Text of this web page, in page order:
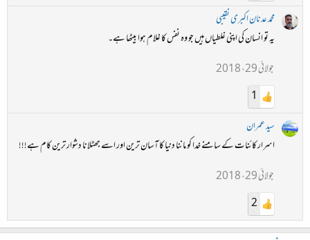
محمد عدنان اکبری نقیبی
یہ تو انسان کی اپنی غلطیاں ہیں جو وہ نفس کا غلام ہوا بیٹھا ہے۔
جولائی 29، 2018
1
سید عمران
اسرار کائنات کے سامنے خدا کو ماننا دنیا کا آسان ترین اور اسے جھٹلانا دشوار ترین کام ہے!!!
جولائی 29، 2018
2